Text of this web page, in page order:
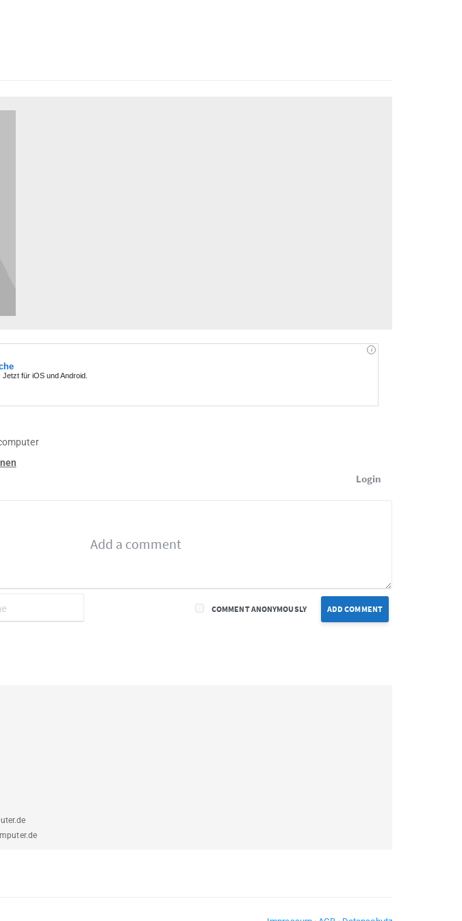
Login
ADD COMMENT
COMMENT ANONYMOUSLY